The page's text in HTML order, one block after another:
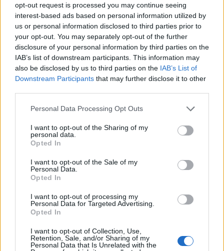
opt-out request is processed you may continue seeing
interest-based ads based on personal information utilized by
us or personal information disclosed to third parties prior to
your opt-out. You may separately opt-out of the further
disclosure of your personal information by third parties on the
IAB’s list of downstream participants. This information may
also be disclosed by us to third parties on the IAB’s List of
Downstream Participants that may further disclose it to other
Please note that this website/app uses one or more Google
not limited to your visit or usage behaviour. You may click to
grant or deny consent to Google and its third-party tags to
use your data for below specified purposes in below Google
consent section.
Personal Data Processing Opt Outs
I want to opt-out of the Sharing of my
personal data.
Opted In
I want to opt-out of the Sale of my
Personal Data.
Opted In
I want to opt-out of processing my
Personal Data for Targeted Advertising.
Opted In
I want to opt-out of Collection, Use,
Retention, Sale, and/or Sharing of my
Personal Data that Is Unrelated with the
Mohács Épkar Zrt. Aktív Kft. VivaPalazzo Zrt.
Épített öröksége megújításával is készül Mohács a
városban is számos beruházás készült el vagy közeledik a
befejezéshez. Új parkolóház létesül, megújul a városháza és a
Széchenyi tér is.
A tengerfenék alatt négy óriáskábellel
Franciaország villamosenergia-
hálózatát
Még több zöld, még több virág és új
játszótér Debrecen egyik legfontosabb
terén